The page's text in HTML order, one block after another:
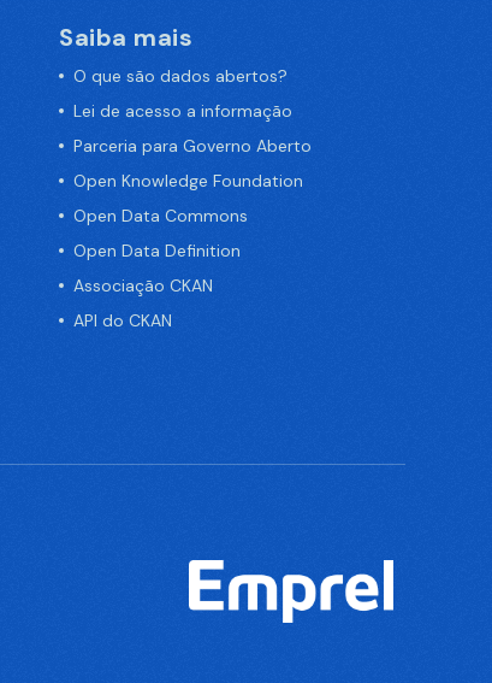
Saiba mais
O que são dados abertos?
Lei de acesso a informação
Parceria para Governo Aberto
Open Knowledge Foundation
Open Data Commons
Open Data Definition
Associação CKAN
API do CKAN